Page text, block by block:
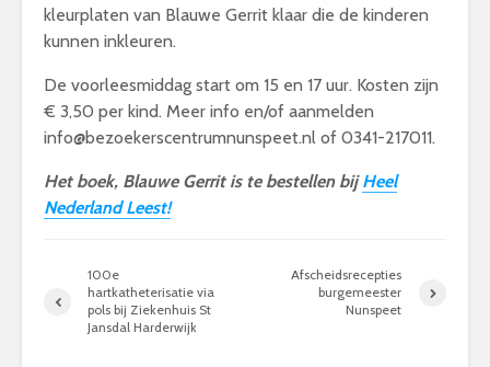
kleurplaten van Blauwe Gerrit klaar die de kinderen
kunnen inkleuren.
De voorleesmiddag start om 15 en 17 uur. Kosten zijn
€ 3,50 per kind. Meer info en/of aanmelden
info@bezoekerscentrumnunspeet.nl of 0341-217011.
Het boek, Blauwe Gerrit is te bestellen bijHeel
Nederland Leest!
100e
hartkatheterisatie via
pols bij Ziekenhuis St
Jansdal Harderwijk
Afscheidsrecepties
burgemeester
Nunspeet